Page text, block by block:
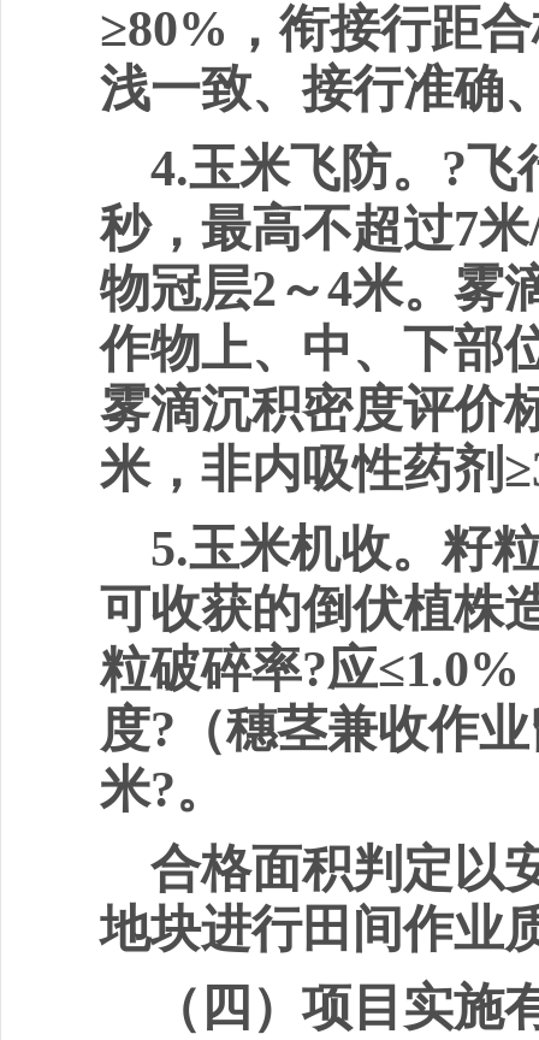
≥80% ，衔接行距
浅一致、接行准确
4.玉米飞防。 ?飞
秒，最高不超过7米
物冠层2～4米。雾
作物上、中、下部
雾滴沉积密度评价
米，非内吸性药剂
5.玉米机收。籽
可收获的倒伏植株
粒破碎率?应≤1.0%
度? （穗茎兼收作
米?。
合格面积判定以
地块进行田间作业
（四）项目实施